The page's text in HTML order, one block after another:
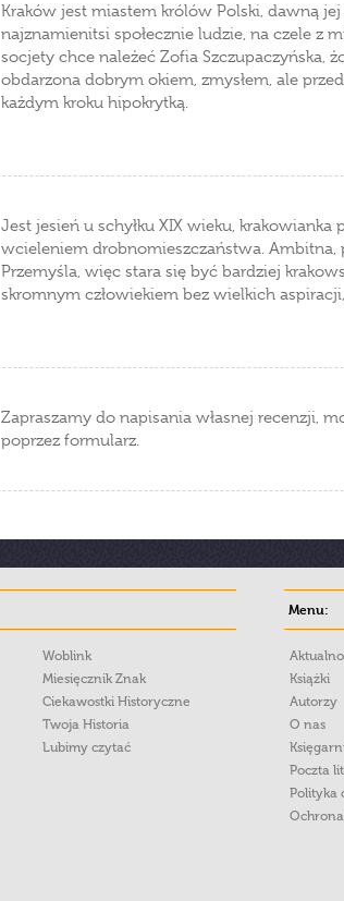
Kraków jest miastem królów Polski, dawną
najznamienitsi społecznie ludzie, na czele z
socjety chce należeć Zofia Szczupaczyńska,
obdarzona dobrym okiem, zmysłem, ale
każdym kroku hipokrytką.
Jest jesień u schyłku XIX wieku,
wcieleniem drobnomieszczaństwa.
Przemyśla, więc stara się być bardziej
skromnym człowiekiem bez wielkich
Zapraszamy do napisania własnej recenzji,
poprzez formularz.
Woblink
Miesięcznik Znak
Ciekawostki Historyczne
Twoja Historia
Lubimy czytać
Menu:
Książki
Autorzy
O nas
Poczta
Polityka